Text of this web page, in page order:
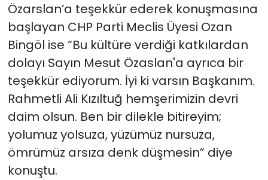
Özarslan’a teşekkür ederek konuşmasına
başlayan CHP Parti Meclis Üyesi Ozan
Bingöl ise “Bu kültüre verdiği katkılardan
dolayı Sayın Mesut Özaslan'a ayrıca bir
teşekkür ediyorum. İyi ki varsın Başkanım.
Rahmetli Ali Kızıltuğ hemşerimizin devri
daim olsun. Ben bir dilekle bitireyim;
yolumuz yolsuza, yüzümüz nursuza,
ömrümüz arsıza denk düşmesin” diye
konuştu.